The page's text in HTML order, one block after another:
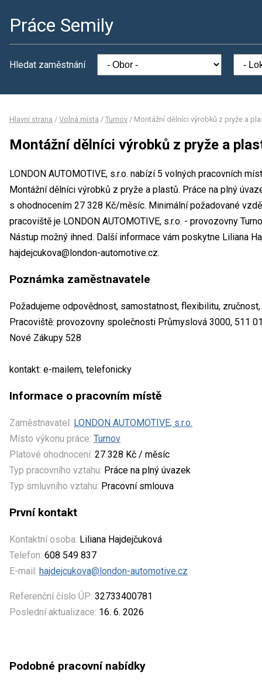
Práce Semily
Hledat zaměstnání
Hlavní strana / Volná místa / Turnov / Montážní dělníci výrobků z pryže a
Montážní dělníci výrobků z pryže a
LONDON AUTOMOTIVE, s.r.o. nabízí 5 volných pracovních
Montážní dělníci výrobků z pryže a plastů. Práce na plný
s ohodnocením 27 328 Kč/měsíc. Minimální požadované
pracoviště je LONDON AUTOMOTIVE, s.r.o. - provozovny
Nástup možný ihned. Další informace vám poskytne Liliana
hajdejcukova@london-automotive.cz.
Poznámka zaměstnavatele
Požadujeme odpovědnost, samostatnost, flexibilitu,
Pracoviště: provozovny společnosti Průmyslová 3000, 511
Nové Zákupy 528
kontakt: e-mailem, telefonicky
Informace o pracovním místě
Zaměstnavatel: LONDON AUTOMOTIVE, s.r.o.
Místo výkonu práce: Turnov
Platové ohodnocení: 27 328 Kč / měsíc
Typ pracovního vztahu: Práce na plný úvazek
Typ smluvního vztahu: Pracovní smlouva
První kontakt
Kontaktní osoba: Liliana Hajdejčuková
Telefon: 608 549 837
E-mail: hajdejcukova@london-automotive.cz
Referenční číslo ÚP: 32733400781
Poslední aktualizace: 16. 6. 2026
Podobné pracovní nabídky